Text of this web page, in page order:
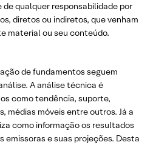
de qualquer responsabilidade por
diretos ou indiretos, que venham
material ou seu conteúdo.
de fundamentos seguem
A análise técnica é
como tendência, suporte,
médias móveis entre outros. Já a
como informação os resultados
emissoras e suas projeções. Desta